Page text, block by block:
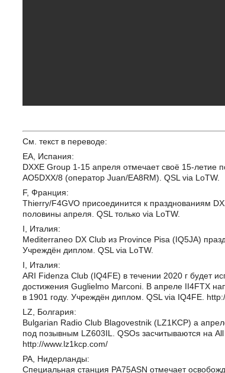
См. текст в переводе:
EA, Испания:
DXXE Group 1-15 апреля отмечает своё 15-летие
AO5DXX/8 (оператор Juan/EA8RM). QSL via LoTW.
F, Франция:
Thierry/F4GVO присоединится к празднованиям
половины апреля. QSL только via LoTW.
I, Италия:
Mediterraneo DX Club из Province Pisa (IQ5JA)
Учреждён диплом. QSL via LoTW.
I, Италия:
ARI Fidenza Club (IQ4FE) в течении 2020 г будет
достижения Guglielmo Marconi. В апреле II4FTX
в 1901 году. Учреждён диплом. QSL via IQ4FE.
LZ, Болгария:
Bulgarian Radio Club Blagovestnik (LZ1KCP) а
под позывным LZ603IL. QSOs засчитываются на
http://www.lz1kcp.com/
PA, Нидерланды:
Специальная станция PA75ASN отмечает